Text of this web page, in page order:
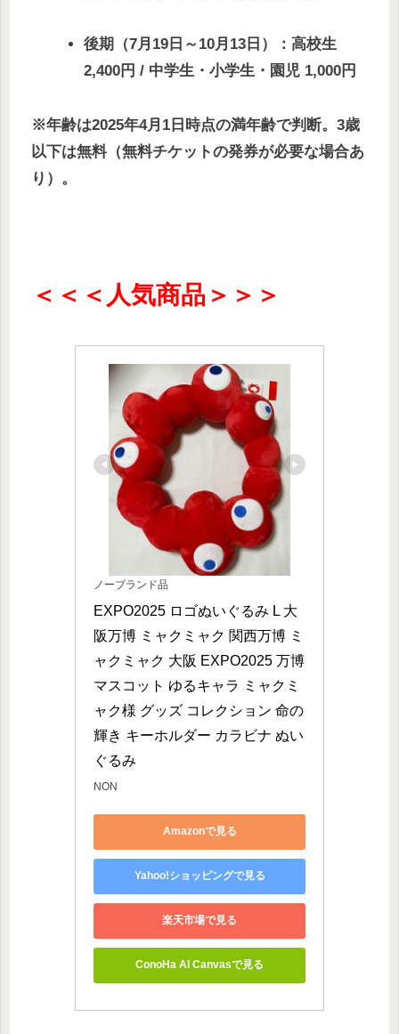
後期（7月19日～10月13日）：高校生
2,400円 / 中学生・小学生・園児 1,000円
※年齢は2025年4月1日時点の満年齢で判断。3歳
以下は無料（無料チケットの発券が必要な場合あ
り）。
＜＜＜人気商品＞＞＞
ノーブランド品
EXPO2025 ロゴぬいぐるみ L 大
阪万博 ミャクミャク 関西万博 ミ
ャクミャク 大阪 EXPO2025 万博
マスコット ゆるキャラ ミャクミ
ャク様 グッズ コレクション 命の
輝き キーホルダー カラビナ ぬい
ぐるみ
NON
Amazonで見る
Yahoo!ショッピングで見る
楽天市場で見る
ConoHa AI Canvasで見る